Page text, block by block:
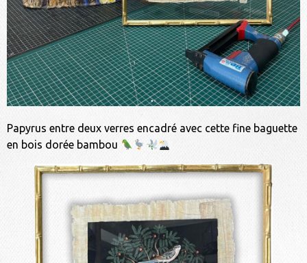
Papyrus entre deux verres encadré avec cette fine baguette
en bois dorée bambou